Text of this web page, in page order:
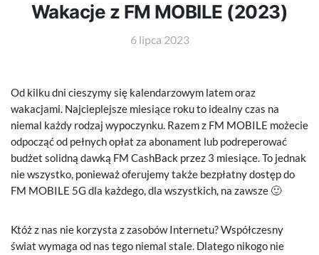
Wakacje z FM MOBILE (2023)
6 lipca 2023
Od kilku dni cieszymy się kalendarzowym latem oraz
wakacjami. Najcieplejsze miesiące roku to idealny czas na
niemal każdy rodzaj wypoczynku. Razem z FM MOBILE możecie
odpocząć od pełnych opłat za abonament lub podreperować
budżet solidną dawką FM CashBack przez 3 miesiące. To jednak
nie wszystko, ponieważ oferujemy także bezpłatny dostęp do
FM MOBILE 5G dla każdego, dla wszystkich, na zawsze 🙂
Któż z nas nie korzysta z zasobów Internetu? Współczesny
świat wymaga od nas tego niemal stale. Dlatego nikogo nie